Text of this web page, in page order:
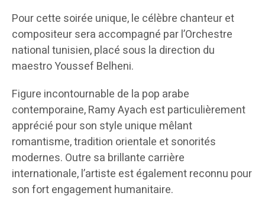
Pour cette soirée unique, le célèbre chanteur et
compositeur sera accompagné par l’Orchestre
national tunisien, placé sous la direction du
maestro Youssef Belheni.
Figure incontournable de la pop arabe
contemporaine, Ramy Ayach est particulièrement
apprécié pour son style unique mêlant
romantisme, tradition orientale et sonorités
modernes. Outre sa brillante carrière
internationale, l’artiste est également reconnu pour
son fort engagement humanitaire.